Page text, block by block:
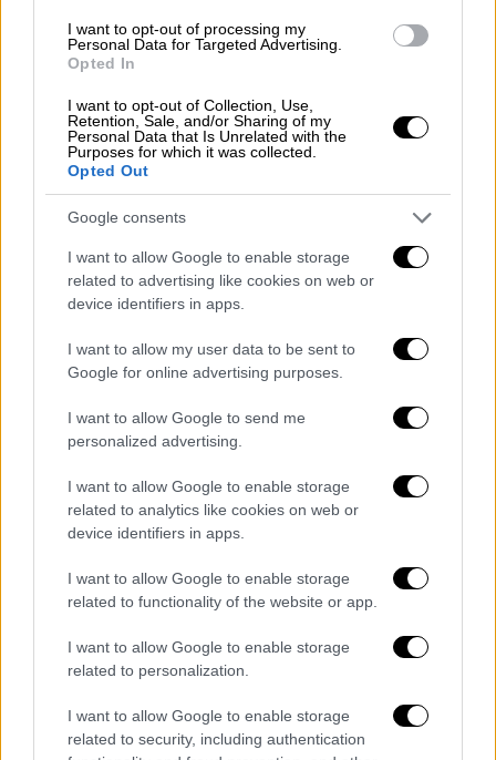
I want to opt-out of processing my
Personal Data for Targeted Advertising.
Opted In
I want to opt-out of Collection, Use,
Retention, Sale, and/or Sharing of my
Personal Data that Is Unrelated with the
Purposes for which it was collected.
Opted Out
Google consents
I want to allow Google to enable storage
related to advertising like cookies on web or
device identifiers in apps.
I want to allow my user data to be sent to
Google for online advertising purposes.
I want to allow Google to send me
personalized advertising.
I want to allow Google to enable storage
related to analytics like cookies on web or
device identifiers in apps.
I want to allow Google to enable storage
related to functionality of the website or app.
I want to allow Google to enable storage
related to personalization.
I want to allow Google to enable storage
related to security, including authentication
Σκρέκας επεσήμανε, αυτά τα χρήματα, θα
κινητοποιήσουν πάνω από 2 δισ. ευρώ
επενδύσεων.
Ο υπουργός δήλωσε ακόμη ότι με τηβοήθεια
της κρατικής επιδότησης
υπάρχουνπάροχοιπου για τον Απρίλιο έχουν
ανακοινώσει τιμές που προσεγγίζουν τα
ενεργειακής κρίσης επίπεδα.
Όπως εξήγησε, σε κάποιους προμηθευτές η
τιμή λιανικής μειώνεται στα 9 λεπτά η
κιλοβατώρα, όταν η τιμή της ΔΕΗ πριν την
κρίση ήταν περίπου στα 11 λεπτά.
ΟΛΕΣ ΟΙ ΕΙΔΗΣΕΙΣ
Τρένα: Έμεινε από ρεύμα το Intercity και
ακινητοποιήθηκε στη Λάρισα - «Δεν
υπήρχε σχέδιο», καταγγέλλει επιβάτης
Θεσσαλονίκη: Μητέρα 15χρονου
καταγγέλλει ξυλοδαρμό του παιδιού της
λεπτά και έκανε σχόλια για το χρώμα
του
Μαρουσάκης για τον καιρό της Μεγάλης
Εβδομάδας: Οι βροχερές ημέρες και το